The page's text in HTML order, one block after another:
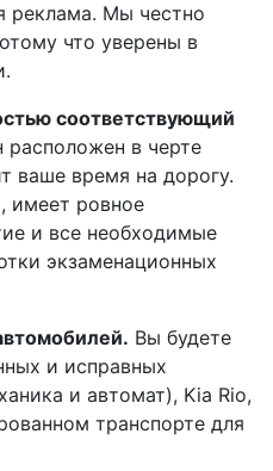
реклама. Мы честно
что уверены в
соответствующий
расположен в черте
ваше время на дорогу.
имеет ровное
и все необходимые
экзаменационных
Вы будете
и исправных
и автомат), Kia Rio,
транспорте для